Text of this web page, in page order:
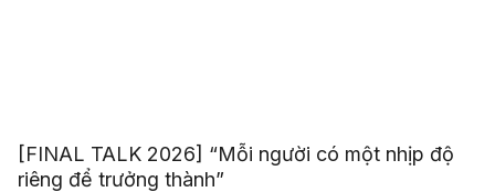
[FINAL TALK 2026] “Mỗi người có một nhịp độ
riêng để trưởng thành”